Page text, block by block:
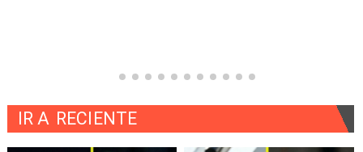
IR A RECIENTE